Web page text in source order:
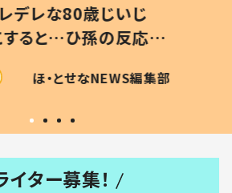
デレな80歳じいじ
すると…ひ孫の反応に
た」「可愛くて仕方な
ほ・とせなNEWS編集部
イター募集！